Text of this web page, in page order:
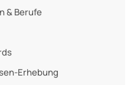
& Berufe
Erhebung